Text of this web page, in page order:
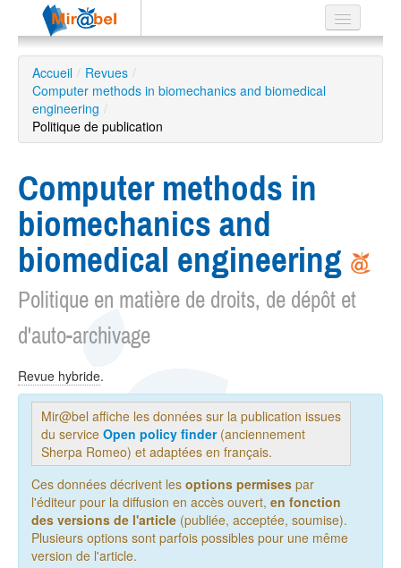
Le réseau
Soutien
Listes
Recherche
avancée
EN
Accueil / Revues /
Computer methods in biomechanics and biomedical
engineering /
Politique de publication
Computer methods in
biomechanics and
biomedical engineering
Politique en matière de droits, de dépôt et
d'auto-archivage
Revue hybride.
Mir@bel affiche les données sur la publication issues
du service Open policy finder(anciennement
Sherpa Romeo) et adaptées en français.
Ces données décrivent les options permises par
l'éditeur pour la diffusion en accès ouvert, en fonction
des versions de l'article (publiée, acceptée, soumise).
Plusieurs options sont parfois possibles pour une même
version de l'article.